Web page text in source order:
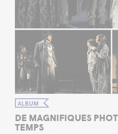
ALBUM
DE MAGNIFIQUES
TEMPS